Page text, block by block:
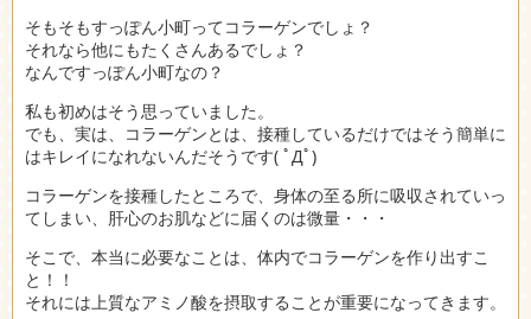
そもそもすっぽん小町ってコラーゲンでしょ？
それなら他にもたくさんあるでしょ？
なんですっぽん小町なの？
私も初めはそう思っていました。
でも、実は、コラーゲンとは、接種しているだけではそう簡単に
はキレイになれないんだそうです( ﾟДﾟ)
コラーゲンを接種したところで、身体の至る所に吸収されていっ
てしまい、肝心のお肌などに届くのは微量・・・
そこで、本当に必要なことは、体内でコラーゲンを作り出すこ
と！！
それには上質なアミノ酸を摂取することが重要になってきます。